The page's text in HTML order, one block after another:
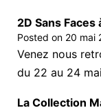
2D Sans
Posted on 20 mai
Venez nous
du 22 au 24
La Collection